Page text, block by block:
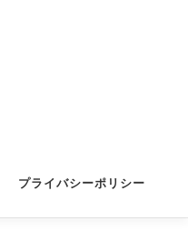
プライバシーポリシー